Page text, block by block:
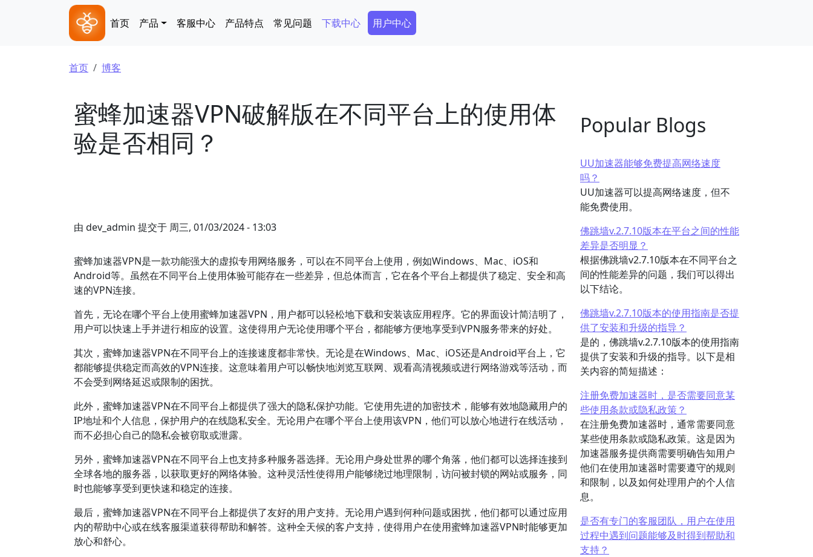
Main navigation
首页 产品 客服中心 产品特点 常见问题 下载中心 Secondary Menu
用户中心
面包屑
首页 博客
蜜蜂加速器VPN破解版在不同平台上的使用体
验是否相同？
由 dev_admin 提交于 周三, 01/03/2024 - 13:03
蜜蜂加速器VPN是一款功能强大的虚拟专用网络服务，可以在不同平台上使用，例如Windows、Mac、iOS和
Android等。虽然在不同平台上使用体验可能存在一些差异，但总体而言，它在各个平台上都提供了稳定、安全和高
速的VPN连接。
首先，无论在哪个平台上使用蜜蜂加速器VPN，用户都可以轻松地下载和安装该应用程序。它的界面设计简洁明了，
用户可以快速上手并进行相应的设置。这使得用户无论使用哪个平台，都能够方便地享受到VPN服务带来的好处。
其次，蜜蜂加速器VPN在不同平台上的连接速度都非常快。无论是在Windows、Mac、iOS还是Android平台上，它
都能够提供稳定而高效的VPN连接。这意味着用户可以畅快地浏览互联网、观看高清视频或进行网络游戏等活动，而
不会受到网络延迟或限制的困扰。
此外，蜜蜂加速器VPN在不同平台上都提供了强大的隐私保护功能。它使用先进的加密技术，能够有效地隐藏用户的
IP地址和个人信息，保护用户的在线隐私安全。无论用户在哪个平台上使用该VPN，他们可以放心地进行在线活动，
而不必担心自己的隐私会被窃取或泄露。
另外，蜜蜂加速器VPN在不同平台上也支持多种服务器选择。无论用户身处世界的哪个角落，他们都可以选择连接到
全球各地的服务器，以获取更好的网络体验。这种灵活性使得用户能够绕过地理限制，访问被封锁的网站或服务，同
时也能够享受到更快速和稳定的连接。
最后，蜜蜂加速器VPN在不同平台上都提供了友好的用户支持。无论用户遇到何种问题或困扰，他们都可以通过应用
内的帮助中心或在线客服渠道获得帮助和解答。这种全天候的客户支持，使得用户在使用蜜蜂加速器VPN时能够更加
放心和舒心。
Popular Blogs
UU加速器能够免费提高网络速度
吗？
UU加速器可以提高网络速度，但不
能免费使用。
佛跳墙v.2.7.10版本在平台之间的性能
差异是否明显？
根据佛跳墙v2.7.10版本在不同平台之
间的性能差异的问题，我们可以得出
以下结论。
佛跳墙v.2.7.10版本的使用指南是否提
供了安装和升级的指导？
是的，佛跳墙v.2.7.10版本的使用指南
提供了安装和升级的指导。以下是相
关内容的简短描述：
注册免费加速器时，是否需要同意某
些使用条款或隐私政策？
在注册免费加速器时，通常需要同意
某些使用条款或隐私政策。这是因为
加速器服务提供商需要明确告知用户
他们在使用加速器时需要遵守的规则
和限制，以及如何处理用户的个人信
息。
是否有专门的客服团队，用户在使用
过程中遇到问题能够及时得到帮助和
支持？